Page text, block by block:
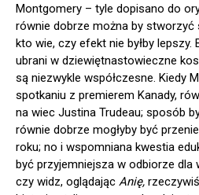
Montgomery – tyle dopisano do
równie dobrze można by
kto wie, czy efekt nie byłby
ubrani w dziewiętnastowieczne
są niezwykle współczesne. Kiedy
spotkaniu z premierem Kanady,
na wiec Justina Trudeau; sposób
równie dobrze mogłyby być
roku; no i wspomniana kwestia
być przyjemniejsza w odbiorze dla
czy widz, oglądając Anię,